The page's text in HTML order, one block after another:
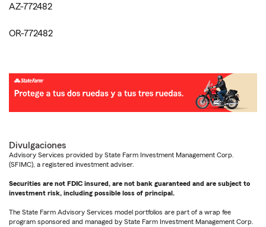
AZ-772482
OR-772482
Divulgaciones
Advisory Services provided by State Farm Investment Management Corp.
(SFIMC), a registered investment adviser.
Securities are not FDIC insured, are not bank guaranteed and are subject to
investment risk, including possible loss of principal.
The State Farm Advisory Services model portfolios are part of a wrap fee
program sponsored and managed by State Farm Investment Management Corp.